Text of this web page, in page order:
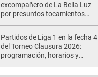
excompañero de La Bella Luz
por presuntos tocamientos
Partidos de Liga 1 en la fecha 4
del Torneo Clausura 2026:
programación, horarios y